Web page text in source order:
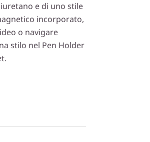
e di uno stile
incorporato,
o navigare
stilo nel Pen Holder